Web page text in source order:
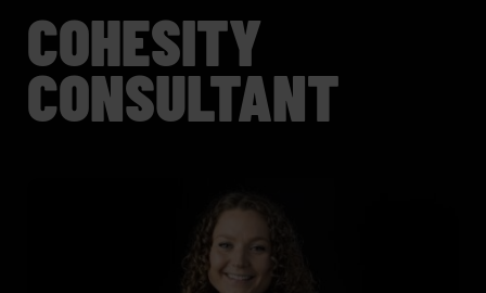
COHESITY
CONSULTANT